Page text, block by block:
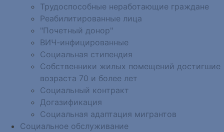
Трудоспособные неработающие граждане
Реабилитированные лица
"Почетный донор"
ВИЧ-инфицированные
Социальная стипендия
Собственники жилых помещений достигшие
возраста 70 и более лет
Социальный контракт
Догазификация
Социальная адаптация мигрантов
Социальное обслуживание